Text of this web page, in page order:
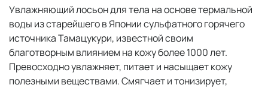
Увлажняющий лосьон для тела на основе термальной
воды из старейшего в Японии сульфатного горячего
источника Тамацукури, известной своим
благотворным влиянием на кожу более 1000 лет.
Превосходно увлажняет, питает и насыщает кожу
полезными веществами. Смягчает и тонизирует,